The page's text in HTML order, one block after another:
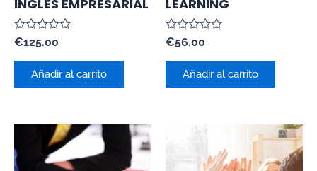
INGLÉS EMPRESARIAL
Valorado
0
€125.00
Añadir al carrito
LEARNING
Valorado
con
0
€56.00
Añadir al carrito